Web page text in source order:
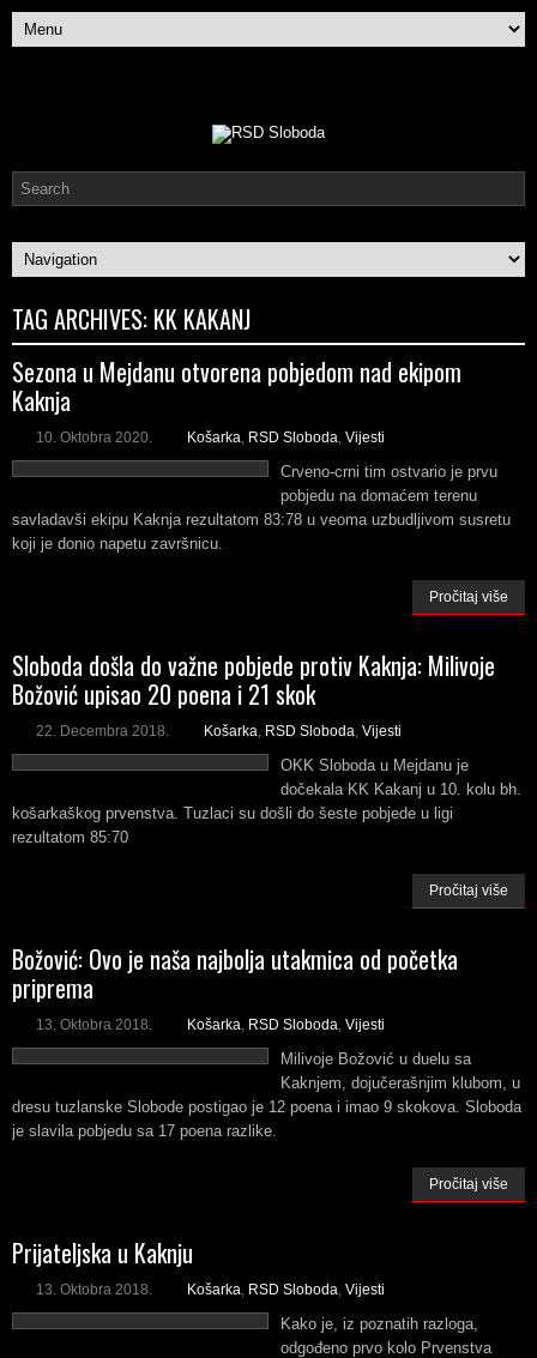
TAG ARCHIVES: KK KAKANJ
Sezona u Mejdanu otvorena pobjedom nad ekipom
Kaknja
10. Oktobra 2020. Košarka, RSD Sloboda, Vijesti
Crveno-crni tim ostvario je prvu
pobjedu na domaćem terenu
savladavši ekipu Kaknja rezultatom 83:78 u veoma uzbudljivom susretu
koji je donio napetu završnicu.
Pročitaj više
Sloboda došla do važne pobjede protiv Kaknja: Milivoje
Božović upisao 20 poena i 21 skok
22. Decembra 2018. Košarka, RSD Sloboda, Vijesti
OKK Sloboda u Mejdanu je
dočekala KK Kakanj u 10. kolu bh.
košarkaškog prvenstva. Tuzlaci su došli do šeste pobjede u ligi
rezultatom 85:70
Pročitaj više
Božović: Ovo je naša najbolja utakmica od početka
priprema
13. Oktobra 2018. Košarka, RSD Sloboda, Vijesti
Milivoje Božović u duelu sa
Kaknjem, dojučerašnjim klubom, u
dresu tuzlanske Slobode postigao je 12 poena i imao 9 skokova. Sloboda
je slavila pobjedu sa 17 poena razlike.
Pročitaj više
Prijateljska u Kaknju
13. Oktobra 2018. Košarka, RSD Sloboda, Vijesti
Kako je, iz poznatih razloga,
odgođeno prvo kolo Prvenstva